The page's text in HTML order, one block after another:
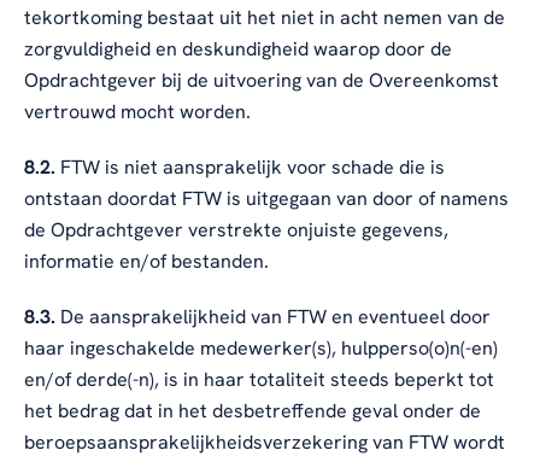
tekortkoming bestaat uit het niet in acht nemen van de
zorgvuldigheid en deskundigheid waarop door de
Opdrachtgever bij de uitvoering van de Overeenkomst
vertrouwd mocht worden.
8.2. FTW is niet aansprakelijk voor schade die is
ontstaan doordat FTW is uitgegaan van door of namens
de Opdrachtgever verstrekte onjuiste gegevens,
informatie en/of bestanden.
8.3. De aansprakelijkheid van FTW en eventueel door
haar ingeschakelde medewerker(s), hulpperso(o)n(-en)
en/of derde(-n), is in haar totaliteit steeds beperkt tot
het bedrag dat in het desbetreffende geval onder de
beroepsaansprakelijkheidsverzekering van FTW wordt